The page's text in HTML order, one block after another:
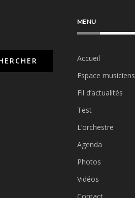
MENU
Accueil
Espace musiciens
Fil d’actualités
Test
L’orchestre
Agenda
Photos
Vidéos